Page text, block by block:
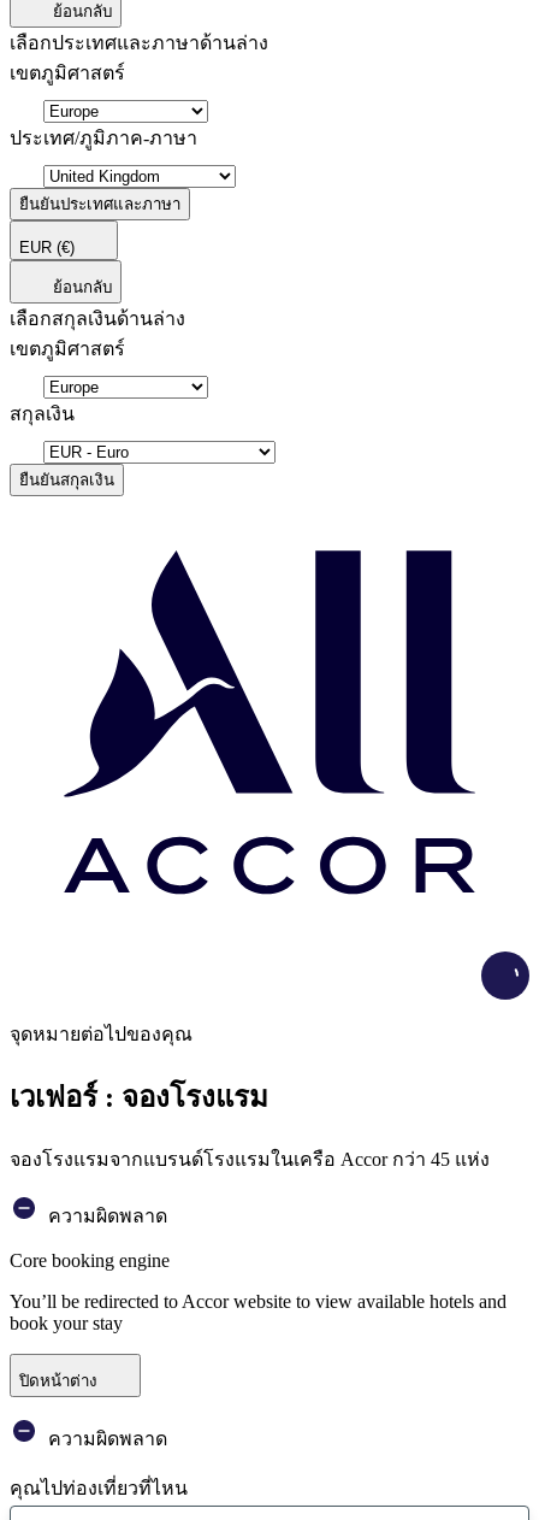
ย้อนกลับ
เลือกประเทศและภาษาด้านล่าง
เขตภูมิศาสตร์
ประเทศ/ภูมิภาค-ภาษา
ยืนยันประเทศและภาษา
EUR (€)
ย้อนกลับ
เลือกสกุลเงินด้านล่าง
เขตภูมิศาสตร์
สกุลเงิน
ยืนยันสกุลเงิน
จุดหมายต่อไปของคุณ
เวเฟอร์ : จองโรงแรม
จองโรงแรมจากแบรนด์โรงแรมในเครือ Accor กว่า 45 แห่ง
ความผิดพลาด
Core booking engine
You’ll be redirected to Accor website to view available hotels and
book your stay
ปิดหน้าต่าง
ความผิดพลาด
คุณไปท่องเที่ยวที่ไหน